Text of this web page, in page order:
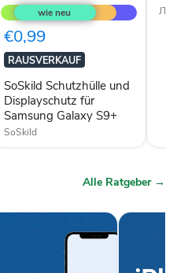
Schutzhülle
und
Displayschutz
für
Samsung
Galaxy
S9+
€0,99
RAUSVERKAUF
SoSkild Schutzhülle und
Displayschutz für
Samsung Galaxy S9+
SoSkild
JT
Alle Ratgeber →